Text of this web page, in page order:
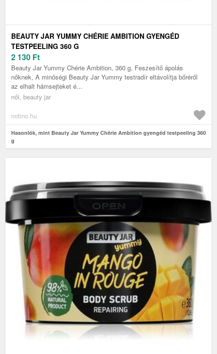
BEAUTY JAR YUMMY CHÉRIE AMBITION GYENGÉD
TESTPEELING 360 G
2 130 Ft
Beauty Jar Yummy Chérie Ambition, 360 g, Feszesítő ápolás
nőknek, A minőségi Beauty Jar Yummy testradír eltávolítja bőréről
az elhalt hámsejteket é...
női, beauty jar
notino.hu
Hasonlók, mint Beauty Jar Yummy Chérie Ambition gyengéd testpeeling 360
g